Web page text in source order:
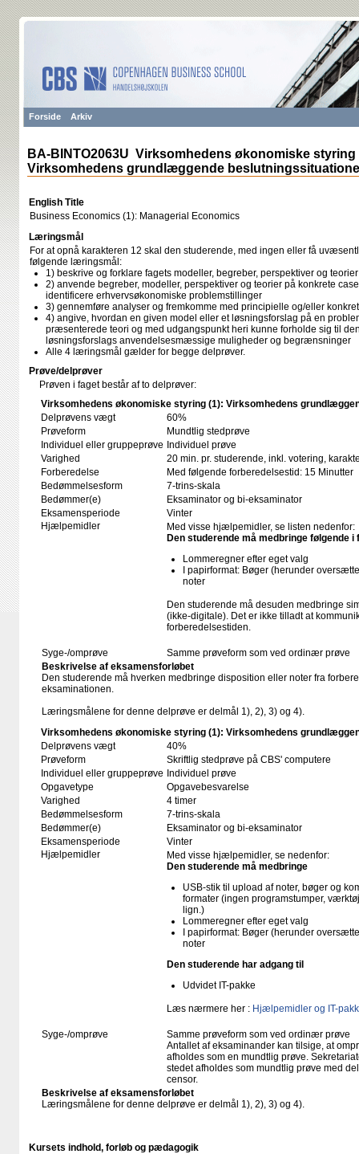
Forside Arkiv
BA-BINTO2063U Virksomhedens økonomiske styring
Virksomhedens grundlæggende
English Title
Business Economics (1): Managerial Economics
Læringsmål
For at opnå karakteren 12 skal den studerende, med ingen eller få
følgende læringsmål:
1) beskrive og forklare fagets modeller, begreber, perspektiver og teorier
2) anvende begreber, modeller, perspektiver og teorier på konkrete
identificere erhvervsøkonomiske problemstillinger
3) gennemføre analyser og fremkomme med principielle og/eller
4) angive, hvordan en given model eller et løsningsforslag på en
præsenterede teori og med udgangspunkt heri kunne forholde sig til
løsningsforslags anvendelsesmæssige muligheder og begrænsninger
Alle 4 læringsmål gælder for begge delprøver.
Prøve/delprøver
Prøven i faget består af to delprøver:
Virksomhedens økonomiske styring (1): Virksomhedens
Delprøvens vægt
60%
Prøveform
Mundtlig stedprøve
Individuel eller gruppeprøve Individuel prøve
Varighed
20 min. pr. studerende, inkl. votering,
Forberedelse
Med følgende forberedelsestid: 15 Minutter
Bedømmelsesform
7-trins-skala
Bedømmer(e)
Eksaminator og bi-eksaminator
Eksamensperiode
Vinter
Hjælpemidler
Med visse hjælpemidler, se listen nedenfor:
Den studerende må medbringe følgende
Lommeregner efter eget valg
I papirformat: Bøger (herunder
noter
Den studerende må desuden medbringe
(ikke-digitale). Det er ikke tilladt at
forberedelsestiden.
Syge-/omprøve
Samme prøveform som ved ordinær prøve
Beskrivelse af eksamensforløbet
Den studerende må hverken medbringe disposition eller noter fra
eksaminationen.
Læringsmålene for denne delprøve er delmål 1), 2), 3) og 4).
Virksomhedens økonomiske styring (1): Virksomhedens
Delprøvens vægt
40%
Prøveform
Skriftlig stedprøve på CBS' computere
Individuel eller gruppeprøve Individuel prøve
Opgavetype
Opgavebesvarelse
Varighed
4 timer
Bedømmelsesform
7-trins-skala
Bedømmer(e)
Eksaminator og bi-eksaminator
Eksamensperiode
Vinter
Hjælpemidler
Med visse hjælpemidler, se nedenfor:
Den studerende må medbringe
USB-stik til upload af noter, bøger og
formater (ingen programstumper,
lign.)
Lommeregner efter eget valg
I papirformat: Bøger (herunder
noter
Den studerende har adgang til
Udvidet IT-pakke
Læs nærmere her : Hjælpemidler og IT-
Syge-/omprøve
Samme prøveform som ved ordinær prøve
Antallet af eksaminander kan tilsige, at
afholdes som en mundtlig prøve.
stedet afholdes som mundtlig prøve med
censor.
Beskrivelse af eksamensforløbet
Læringsmålene for denne delprøve er delmål 1), 2), 3) og 4).
Kursets indhold, forløb og pædagogik